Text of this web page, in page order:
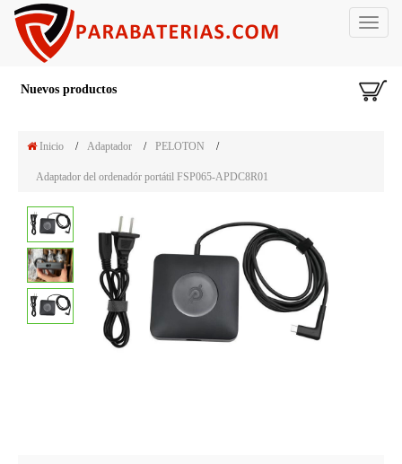
Toggle
Nuevos productos
Inicio / Adaptador / PELOTON /
Adaptador del ordenadór portátil FSP065-APDC8R01